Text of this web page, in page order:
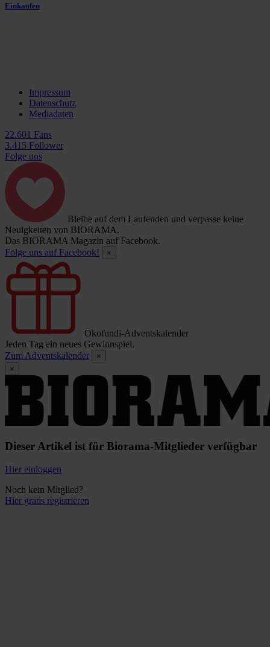
Einkaufen
Impressum
Datenschutz
Mediadaten
22.601 Fans
3.415 Follower
Folge uns
Bleibe auf dem Laufenden und verpasse keine
Neuigkeiten von BIORAMA.
Das BIORAMA Magazin auf Facebook.
Folge uns auf Facebook!
×
Ökofundi-Adventskalender
Jeden Tag ein neues Gewinnspiel.
Zum Adventskalender
×
×
Dieser Artikel ist für Biorama-Mitglieder verfügbar
Hier einloggen
Noch kein Mitglied?
Hier gratis registrieren